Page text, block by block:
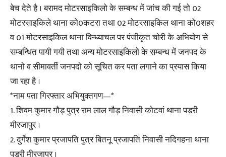
बेच देते है । बरामद मोटरसाइकिलो के सम्बन्ध में जांच की गई तो 02
मोटरसाइकिले थाना को0कटरा तथा 02 मोटरसाइकिल थाना को0शहर
व 01 मोटरसाइकिल थाना विन्ध्याचल पर पंजीकृत चोरी के अभियोग से
सम्बन्धित पायी गयी तथा अन्य मोटरसाइकिलो के सम्बन्ध में जनपद के
थानो व सीमावर्ती जनपदो को सूचित कर पता लगाने का प्रयास किया
जा रहा है ।
*नाम पता गिरफ्तार अभियुक्तगण—*
1. शिवम कुमार गौड़ पुत्र राम लाल गौड़ निवासी कोटवां थाना पड़री
मीरजापुर ।
2. दुर्गेश कुमार प्रजापति पुत्र बितनू प्रजापति निवासी नदिगहना थाना